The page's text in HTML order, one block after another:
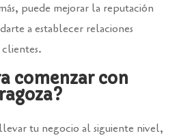
puede mejorar la reputación
a establecer relaciones
clientes.
comenzar con
tu negocio al siguiente nivel,